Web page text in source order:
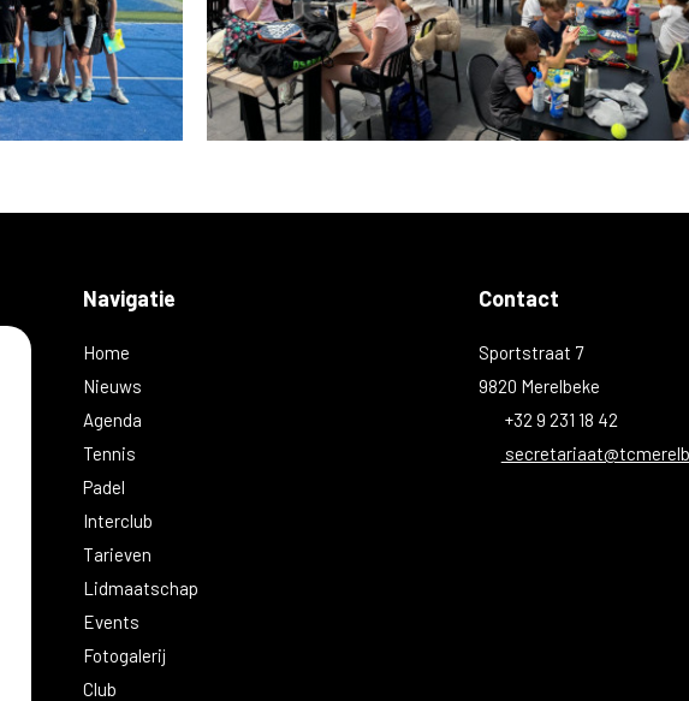
Navigatie
Home
Nieuws
Agenda
Tennis
Padel
Interclub
Tarieven
Lidmaatschap
Events
Fotogalerij
Club
Contact
Sportstraat 7
9820 Merelbeke
+32 9 231 18 42